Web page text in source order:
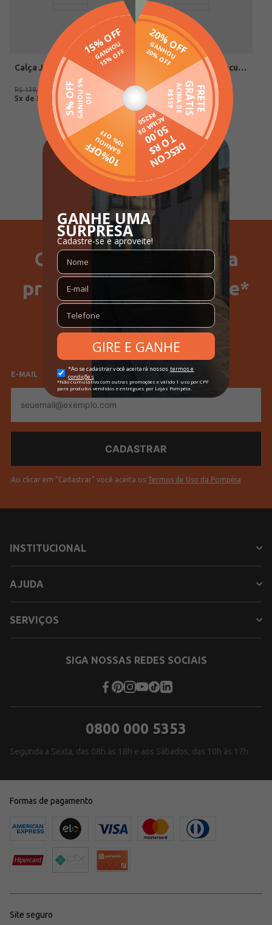
R$ 139,90 R$ 99, 00
5x de R$
Calça Sarja Skinny Masculina CAQUI
R$ 139 R$ 99 00
19,80
Ganhe 15% Off na sua
primeira compra no site*
SELECIONE SEU GÊNERO
Feminino Masculino
E-MAIL
mail
Ao clicar em "Cadastrar" você aceita os Termos de Uso da Pompéia
INSTITUCIONAL
AJUDA
SERVIÇOS
SIGA NOSSAS REDES SOCIAIS
0800 000 5353
Segunda a Sexta, das 08h às 18h e aos Sábados, das 10h às 17h
Formas de pagamento
Site seguro